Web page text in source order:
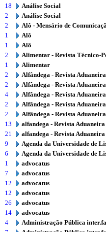
18
Análise Social
2
Análise Social
2
Alô - Mensário de
1
Alô
1
Alô
2
Alimentar - Revista Técnico-
1
Alimentar
2
Alfândega - Revista Aduaneira
2
Alfândega - Revista Aduaneira
4
Alfândega - Revista Aduaneira
2
Alfândega - Revista Aduaneira
2
Alfândega - Revista Aduaneira
13
alfandega - Revista Aduaneira
21
alfandega - Revista Aduaneira
9
Agenda da Universidade de
6
Agenda da Universidade de
1
advocatus
7
advocatus
12
advocatus
12
advocatus
26
advocatus
14
advocatus
4
Administração Pública